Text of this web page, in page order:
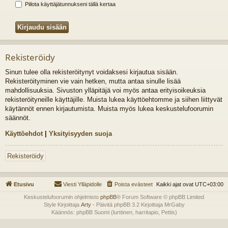
Piilota käyttäjätunnukseni tällä kertaa
Rekisteröidy
Sinun tulee olla rekisteröitynyt voidaksesi kirjautua sisään.
Rekisteröityminen vie vain hetken, mutta antaa sinulle lisää
mahdollisuuksia. Sivuston ylläpitäjä voi myös antaa erityisoikeuksia
rekisteröityneille käyttäjille. Muista lukea käyttöehtomme ja siihen liittyvät
käytännöt ennen kirjautumista. Muista myös lukea keskustelufoorumin
säännöt.
Käyttöehdot | Yksityisyyden suoja
Rekisteröidy
Etusivu Kaikki ajat ovat UTC+03:00
Poista evästeet
Viesti Ylläpidolle
Keskustelufoorumin ohjelmisto phpBB® Forum Software © phpBB Limited
Style Kirjoittaja Arty- Päivitä phpBB 3.2 Kirjoittaja MrGaby
Käännös: phpBB Suomi (lurttinen, harritapio, Pettis)